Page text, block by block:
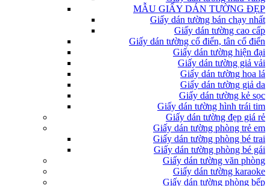
MẪU GIẤY DÁN TƯỜNG ĐẸP
Giấy dán tường bán chạy nhất
Giấy dán tường cao cấp
Giấy dán tường cổ điển, tân cổ điển
Giấy dán tường hiện đại
Giấy dán tường giả vải
Giấy dán tường hoa lá
Giấy dán tường giả da
Giấy dán tường kẻ sọc
Giấy dán tường hình trái tim
Giấy dán tường đẹp giá rẻ
Giấy dán tường phòng trẻ em
Giấy dán tường phòng bé trai
Giấy dán tường phòng bé gái
Giấy dán tường văn phòng
Giấy dán tường karaoke
Giấy dán tường phòng bếp